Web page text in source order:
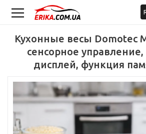
Кухонные весы Domotec
сенсорное
дисплей, функция